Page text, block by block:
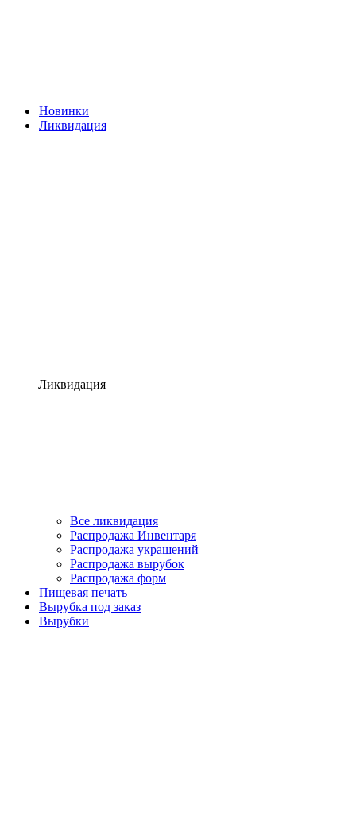
Новинки
Ликвидация
Ликвидация
Все ликвидация
Распродажа Инвентаря
Распродажа украшений
Распродажа вырубок
Распродажа форм
Пищевая печать
Вырубка под заказ
Вырубки